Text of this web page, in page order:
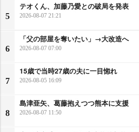
5
テオくん、加藤乃愛との破局を発表
2026-08-07 21:21
6
「父の部屋を奪いたい」→大改造へ
2026-08-07 07:00
7
15歳で当時27歳の夫に一目惚れ
2026-08-05 16:09
8
島津亜矢、葛藤抱えつつ熊本に支援
2026-08-07 11:50